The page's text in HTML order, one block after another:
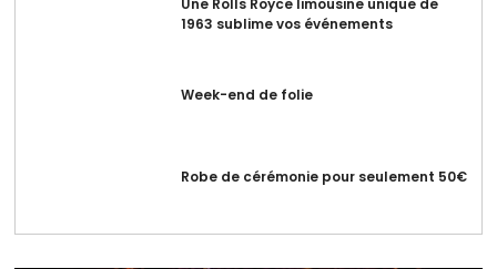
Une Rolls Royce limousine unique de
1963 sublime vos événements
Week-end de folie
Robe de cérémonie pour seulement 50€